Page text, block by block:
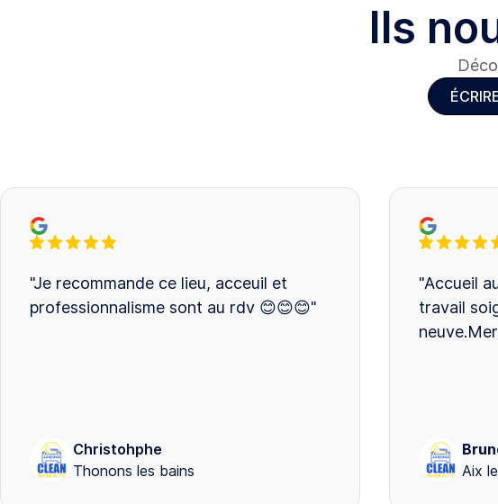
Ils
"Je recommande ce lieu, acceuil et
professionnalisme sont au rdv 😊😊😊"
Christohphe
Thonons les bains
"Accueil
travail
Aix